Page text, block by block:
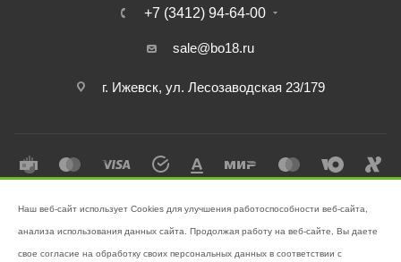
+7 (3412) 94-64-00
sale@bo18.ru
г. Ижевск, ул. Лесозаводская 23/179
поддержании чистоты!
Наш веб-сайт использует Cookies для улучшения работоспособности веб-сайта,
анализа использования данных сайта. Продолжая работу на веб-сайте, Вы даете
свое согласие на обработку своих персональных данных в соответствии с